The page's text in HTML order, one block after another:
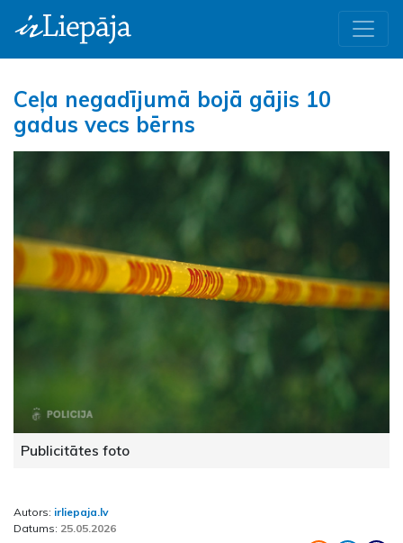
Ceļa negadījumā bojā gājis 10
gadus vecs bērns
Publicitātes foto
Autors: irliepaja.lv
Datums: 25.05.2026